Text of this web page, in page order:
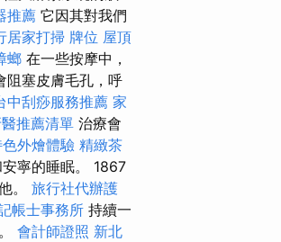
推薦 它因其對我們
居家打掃 牌位 屋頂
螂 在一些按摩中，
塞皮膚毛孔，呼
中刮痧服務推薦 家
推薦清單 治療會
外燴體驗 精緻茶
寧的睡眠。 1867
。 旅行社代辦護
帳士事務所 持續一
會計師證照 新北